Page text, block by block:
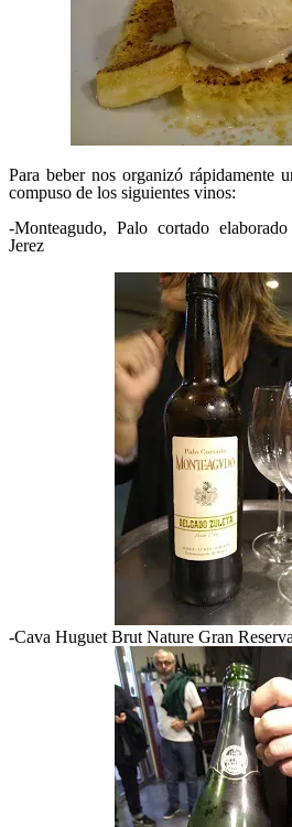
Para beber nos organizó rápidamente
compuso de los siguientes vinos:
-Monteagudo, Palo cortado
Jerez
-Cava Huguet Brut Nature Gran